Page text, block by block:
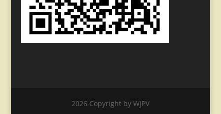
2026 Copyright by WJPV